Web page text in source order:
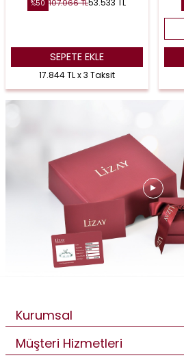
%50 107.066TL53.533 TL
SEPETE EKLE
17.844 TL x 3 Taksit
Kurumsal
Müşteri Hizmetleri